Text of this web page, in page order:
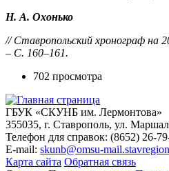
Н. А. Охонько
// Ставропольский хронограф на
– С. 160–161.
702 просмотра
ГБУК «СКУНБ им. Лермонтова»
355035, г. Ставрополь, ул.
Телефон для справок: (8652) 26-
E-mail: skunb@omsu-
Карта сайта Обратная связь